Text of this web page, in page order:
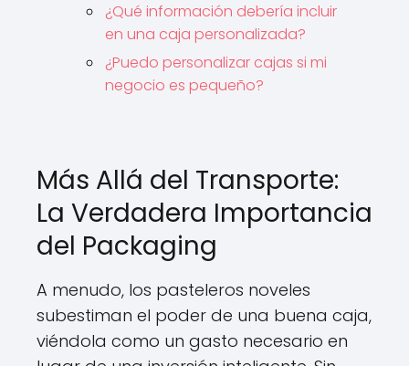
¿Qué información debería incluir
en una caja personalizada?
¿Puedo personalizar cajas si mi
negocio es pequeño?
Más Allá del Transporte:
La Verdadera Importancia
del Packaging
A menudo, los pasteleros noveles
subestiman el poder de una buena caja,
viéndola como un gasto necesario en